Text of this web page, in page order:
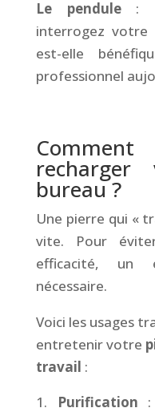
Le pendule:
interrogez votre
est-elle
professionnel
bureau ?
Une pierre qui «
vite. Pour
efficacité, un
nécessaire.
Voici les usages
entretenir votre
travail :
Purification :